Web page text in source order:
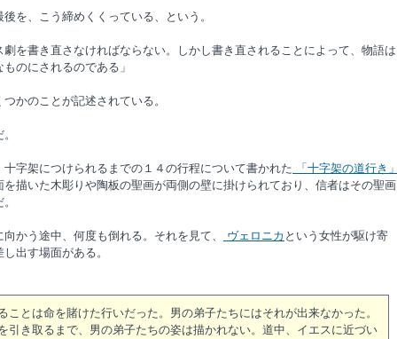
を、こう締めくくっている、という。
を書き直さなければならない。しかし書き直されることによって、物語は
のにされるのである」
かのことが記述されている。
字架につけられるまでの１４の行程について書かれた 「十字架の道行き」
描いた木彫りや陶板の聖画が両側の壁に掛けられており、信者はその聖画
かう途中、何度も倒れる。それを見て、 ヴェロニカ という女性が駆け寄
出す場面がある。
とは命を賭けた行いだった。男の弟子たちにはそれが出来なかった。
引き取るまで、男の弟子たちの姿は描かれない。道中、イエスに近づい